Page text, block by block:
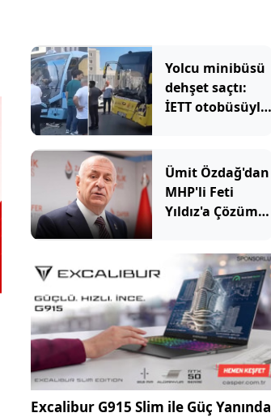
Yolcu minibüsü
dehşet saçtı:
İETT otobüsüyle
Ümit Özdağ'dan
MHP'li Feti
Yıldız'a Çözüm
Excalibur G915 Slim ile Güç Yanında